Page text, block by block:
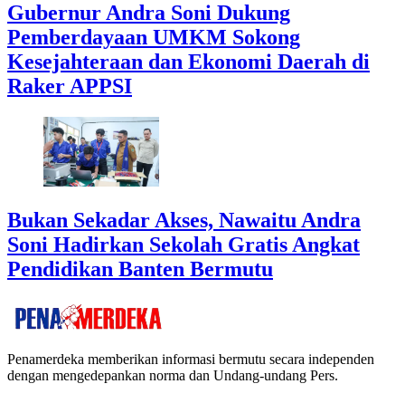
Gubernur Andra Soni Dukung
Pemberdayaan UMKM Sokong
Kesejahteraan dan Ekonomi Daerah di
Raker APPSI
Bukan Sekadar Akses, Nawaitu Andra
Soni Hadirkan Sekolah Gratis Angkat
Pendidikan Banten Bermutu
Penamerdeka memberikan informasi bermutu secara independen
dengan mengedepankan norma dan Undang-undang Pers.